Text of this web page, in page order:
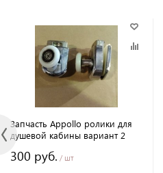
Запчасть Appollo ролики для
душевой кабины вариант 2
300 руб. / шт